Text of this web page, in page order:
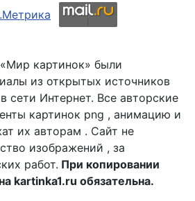
картинок» были
из открытых источников
сети Интернет. Все авторские
картинок png , анимацию и
их авторам . Сайт не
изображений , за
работ. При копировании
kartinka1.ru обязательна.